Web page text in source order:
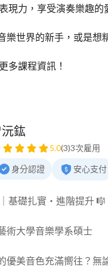
現力，享受演奏樂趣的
樂世界的新手，或是想
多課程資訊！
鈜
5.0(3)3次雇用
身分認證 安心支付
基礎扎實・進階提升 🎼
術大學音樂學系碩士
優美音色充滿嚮往？無